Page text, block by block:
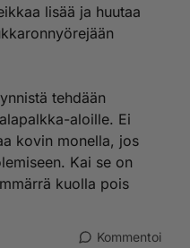
lisää ja huutaa
tehdään
aloille. Ei
kovin monella, jos
Kai se on
kuolla pois
Kommentoi